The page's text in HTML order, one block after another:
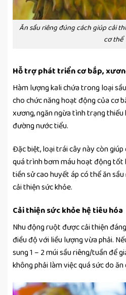
Ăn sầu riêng đúng cách giúp cải
cơ thể
Hỗ trợ phát triển cơ bắp,
Hàm lượng kali chứa trong loại
cho chức năng hoạt động của cơ
xương, ngăn ngừa tình trạng
đường nước tiểu.
Đặc biệt, loại trái cây này còn
quá trình bơm máu hoạt động tốt
tiền sử cao huyết áp có thể ăn
cải thiện sức khỏe.
Cải thiện sức khỏe hệ tiêu hóa
Nhu động ruột được cải thiện
điều độ với liều lượng vừa phải.
sung 1 – 2 múi sầu riêng/tuần để
không phải làm việc quá sức do